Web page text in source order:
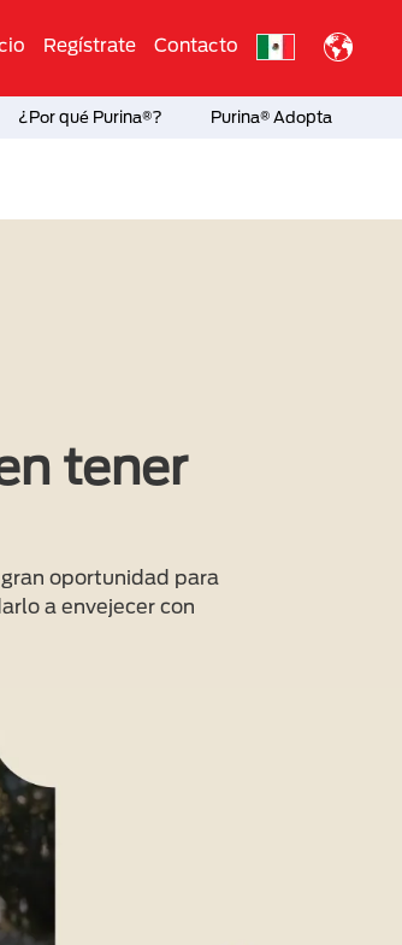
Regístrate Contacto
¿Por qué Purina®? Purina® Adopta
tener
gran oportunidad para
a envejecer con